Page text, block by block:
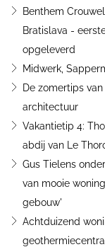
Benthem
Bratislava -
opgeleverd
Midwerk,
De zomertips
architectuur
Vakantietip 4:
abdij van Le
Gus Tielens
van mooie
gebouw'
Achtduizend